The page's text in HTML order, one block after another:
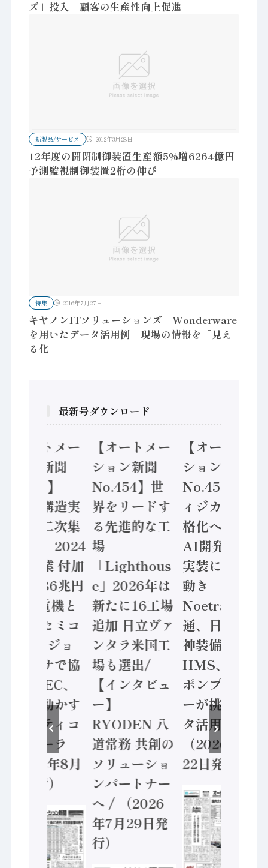
ズ」投入 顧客の生産性向上促進
新製品/サービス 2012年3月28日
12年度の開閉制御装置生産額5%増6264億円
予測監視制御装置2桁の伸び
特集 2016年7月27日
キヤノンITソリューションズ Wonderware
を用いたデータ活用例 現場の情報を「見え
る化」
最新号ダウンロード
【オートメー
ション新聞
No.455】
「経済構造実
態調査二次集
計結果」2024
年製造業 付加
価値額86兆円
/ 三菱電機と
ソニーセミコ
ン AIビジョ
ンセンサで協
業 / IDEC、
安全に動かす
セーフティコ
ントローラ
（2026年8月
5日発行）
【オートメー
ション新聞
No.454】世
界をリードす
る先進的な工
場
「Lighthous
e」2026年は
新たに16工場
追加 日立ヴァ
ンタラ米国工
場も選出/
【インタビュ
ー】
RYODEN 八
道常務 共創の
ソリューショ
ンパートナー
へ / （2026
年7月29日発
行）
【オートメー
ション新聞
No.453】フ
ィジカルAI本
格化へ 国産
AI開発や社会
実装に活発な
動き
Noetra、富士
通、日立 / 兵
神装備 ×
HMS、老舗
ポンプメーカ
ーが挑むデー
タ活用 など
（2026年7月
22日発行）